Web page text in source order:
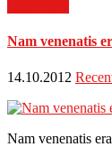
Nam venenatis
14.10.2012
Nam venenatis